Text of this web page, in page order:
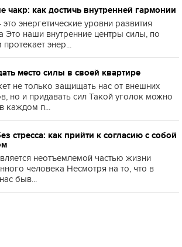
чакр: как достичь внутренней гармонии
энергетические уровни развития
Это наши внутренние центры силы, по
энер...
место силы в своей квартире
не только защищать нас от внешних
но и придавать сил Такой уголок можно
каждом п...
стресса: как прийти к согласию с собой
неотъемлемой частью жизни
человека Несмотря на то, что в
быв...